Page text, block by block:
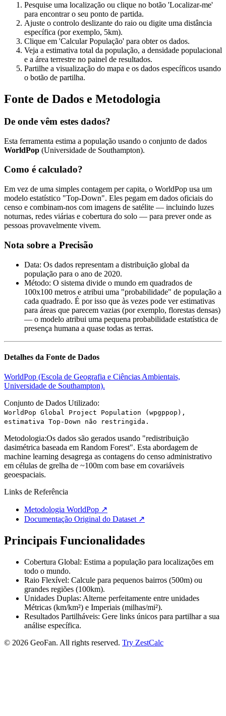
Pesquise uma localização ou clique no botão 'Localizar-me'
para encontrar o seu ponto de partida.
Ajuste o controlo deslizante do raio ou digite uma distância
específica (por exemplo, 5km).
Clique em 'Calcular População' para obter os dados.
Veja a estimativa total da população, a densidade populacional
e a área terrestre no painel de resultados.
Partilhe a visualização do mapa e os dados específicos usando
o botão de partilha.
Fonte de Dados e Metodologia
De onde vêm estes dados?
Esta ferramenta estima a população usando o conjunto de dados
WorldPop (Universidade de Southampton).
Como é calculado?
Em vez de uma simples contagem per capita, o WorldPop usa um
modelo estatístico "Top-Down". Eles pegam em dados oficiais do
censo e combinam-nos com imagens de satélite — incluindo luzes
noturnas, redes viárias e cobertura do solo — para prever onde as
pessoas provavelmente vivem.
Nota sobre a Precisão
Data: Os dados representam a distribuição global da
população para o ano de 2020.
Método: O sistema divide o mundo em quadrados de
100x100 metros e atribui uma "probabilidade" de população a
cada quadrado. É por isso que às vezes pode ver estimativas
para áreas que parecem vazias (por exemplo, florestas densas)
— o modelo atribui uma pequena probabilidade estatística de
presença humana a quase todas as terras.
Detalhes da Fonte de Dados
WorldPop (Escola de Geografia e Ciências Ambientais,
Universidade de Southampton).
Conjunto de Dados Utilizado:
WorldPop Global Project Population (wpgppop),
estimativa Top-Down não restringida.
Metodologia:Os dados são gerados usando "redistribuição
dasimétrica baseada em Random Forest". Esta abordagem de
machine learning desagrega as contagens do censo administrativo
em células de grelha de ~100m com base em covariáveis
geoespaciais.
Links de Referência
Metodologia WorldPop ↗
Documentação Original do Dataset ↗
Principais Funcionalidades
Cobertura Global: Estima a população para localizações em
todo o mundo.
Raio Flexível: Calcule para pequenos bairros (500m) ou
grandes regiões (100km).
Unidades Duplas: Alterne perfeitamente entre unidades
Métricas (km/km²) e Imperiais (milhas/mi²).
Resultados Partilháveis: Gere links únicos para partilhar a sua
análise específica.
© 2026 GeoFan. All rights reserved. Try ZestCalc